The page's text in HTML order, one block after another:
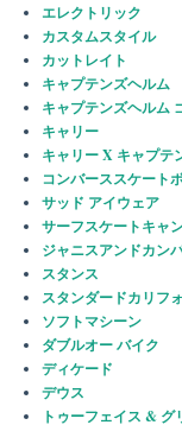
エレクトリック
カスタムスタイル
カットレイト
キャプテンズヘルム
キャプテンズヘルム
キャリー
キャリー X キャプテ
コンバーススケート
サッド アイウェア
サーフスケートキャ
ジャニスアンドカン
スタンス
スタンダードカリフ
ソフトマシーン
ダブルオー バイク
ディケード
デウス
トゥーフェイス &